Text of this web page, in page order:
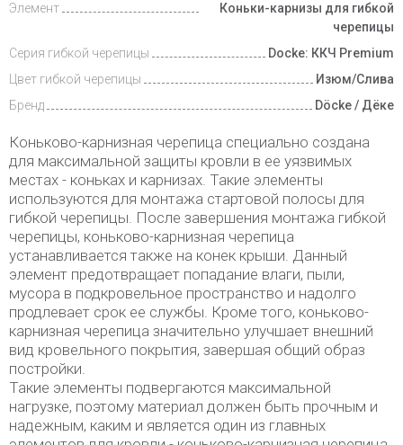
Доставка
Элемент
Коньки-карнизы для гибкой
черепицы
Серия гибкой черепицы
Docke: ККЧ Premium
Цвет гибкой черепицы
Изюм/Слива
Бренд
Döcke / Дёке
Коньково-карнизная черепица специально создана
для максимальной защиты кровли в ее уязвимых
местах - коньках и карнизах. Такие элементы
используются для монтажа стартовой полосы для
гибкой черепицы. После завершения монтажа гибкой
черепицы, коньково-карнизная черепица
устанавливается также на конек крыши. Данный
элемент предотвращает попадание влаги, пыли,
мусора в подкровельное пространство и надолго
продлевает срок ее службы. Кроме того, коньково-
карнизная черепица значительно улучшает внешний
вид кровельного покрытия, завершая общий образ
постройки.
Такие элементы подвергаются максимальной
нагрузке, поэтому материал должен быть прочным и
надежным, каким и является один из главных